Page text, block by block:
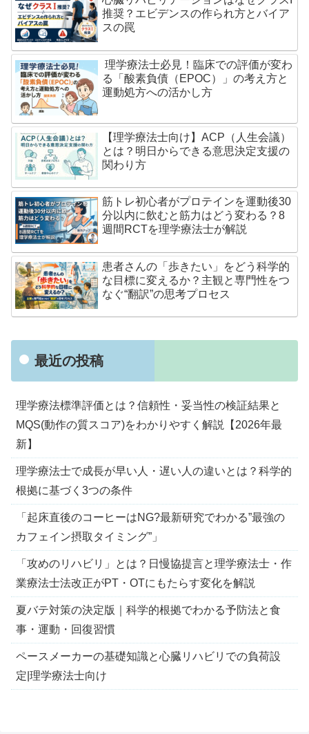
推奨？エビデンスの作られ方とバイア
スの罠
理学療法士必見！臨床での評価が変わ
る「酸素負債（EPOC）」の考え方と
運動処方への活かし方
【理学療法士向け】ACP（人生会議）
とは？明日からできる意思決定支援の
関わり方
筋トレ初心者がプロテインを運動後30
分以内に飲むと筋力はどう変わる？8
週間RCTを理学療法士が解説
患者さんの「歩きたい」をどう科学的
な目標に変えるか？主観と専門性をつ
なぐ“翻訳”の思考プロセス
最近の投稿
理学療法標準評価とは？信頼性・妥当性の検証結果と
MQS(動作の質スコア)をわかりやすく解説【2026年最
新】
理学療法士で成長が早い人・遅い人の違いとは？科学的
根拠に基づく3つの条件
「起床直後のコーヒーはNG?最新研究でわかる”最強の
カフェイン摂取タイミング”」
「攻めのリハビリ」とは？日慢協提言と理学療法士・作
業療法士法改正がPT・OTにもたらす変化を解説
夏バテ対策の決定版｜科学的根拠でわかる予防法と食
事・運動・回復習慣
ペースメーカーの基礎知識と心臓リハビリでの負荷設
定|理学療法士向け